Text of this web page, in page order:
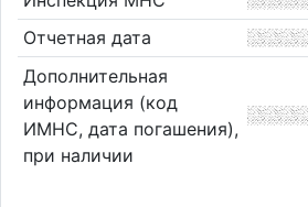
Отчетная дата
Дополнительная
информация (код
ИМНС, дата погашения),
при наличии